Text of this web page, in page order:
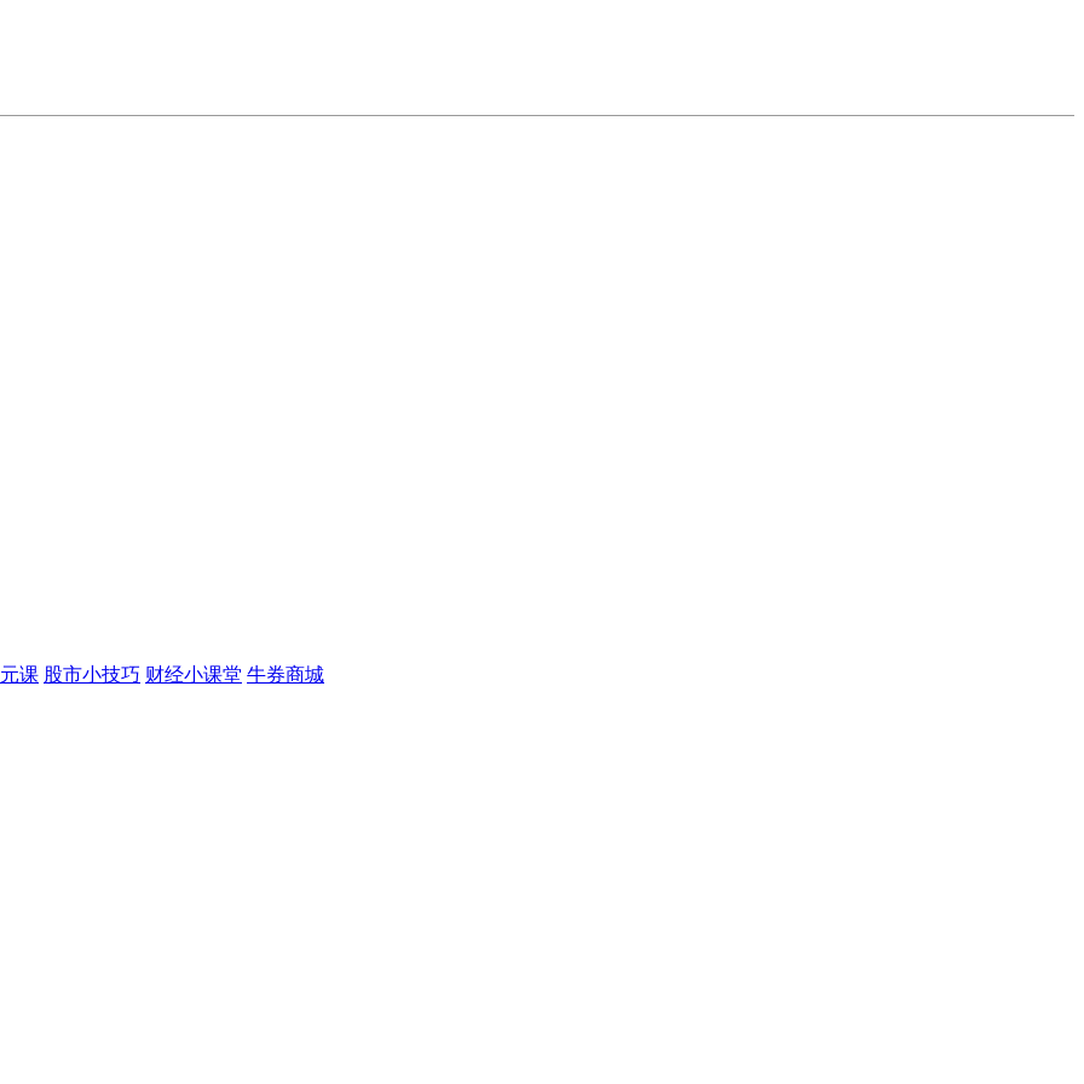
课 股市小技巧 财经小课堂 牛券商城